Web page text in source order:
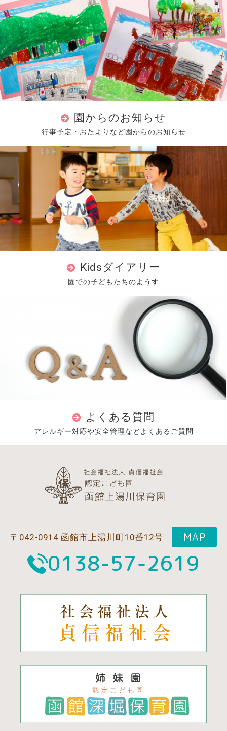
園からのお知らせ
行事予定・おたよりなど園からのお知らせ
Kidsダイアリー
園での子どもたちのようす
よくある質問
アレルギー対応や安全管理などよくあるご質問
〒042-0914 函館市上湯川町10番12号 MAP
0138-57-2619